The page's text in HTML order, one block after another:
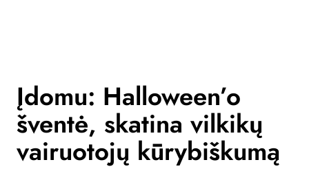
Įdomu: Halloween’o
šventė, skatina vilkikų
vairuotojų kūrybiškumą